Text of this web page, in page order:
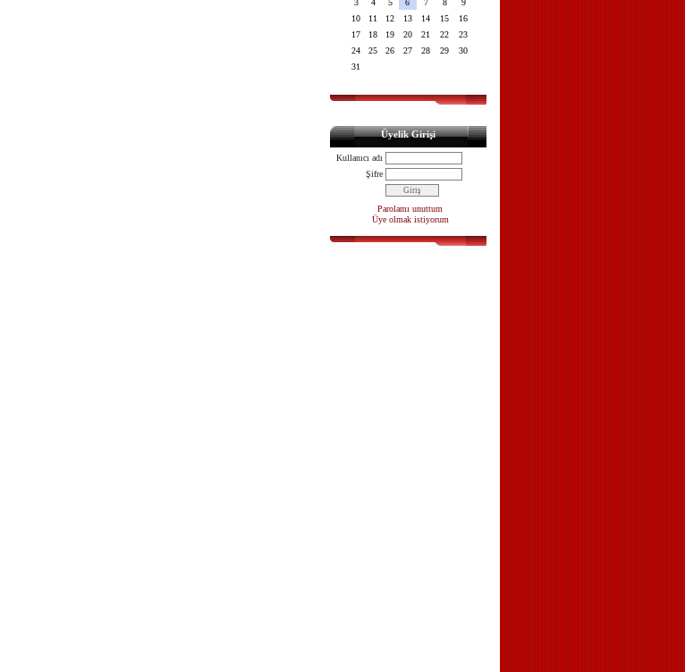
3
4 5 6 7 8
9
10
11 12 13 14 15
16
17
18 19 20 21 22
23
24
25 26 27 28 29
30
31
Üyelik Girişi
Kullanıcı adı
Şifre
Parolamı unuttum
Üye olmak istiyorum